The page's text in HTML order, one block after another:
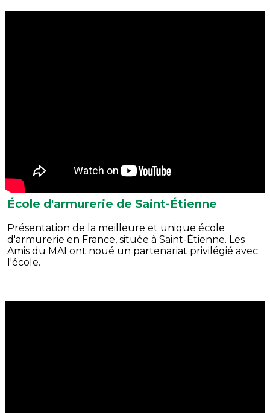
École d'armurerie de Saint-Étienne
Présentation de la meilleure et unique école
d'armurerie en France, située à Saint-Étienne. Les
Amis du MAI ont noué un partenariat privilégié avec
l'école.